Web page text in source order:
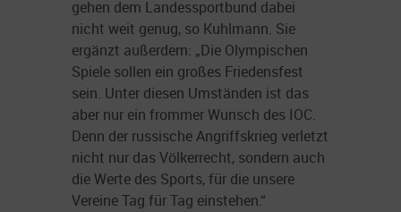
gehen dem Landessportbund dabei
nicht weit genug, so Kuhlmann. Sie
ergänzt außerdem: „Die Olympischen
Spiele sollen ein großes Friedensfest
sein. Unter diesen Umständen ist das
aber nur ein frommer Wunsch des IOC.
Denn der russische Angriffskrieg verletzt
nicht nur das Völkerrecht, sondern auch
die Werte des Sports, für die unsere
Vereine Tag für Tag einstehen.“